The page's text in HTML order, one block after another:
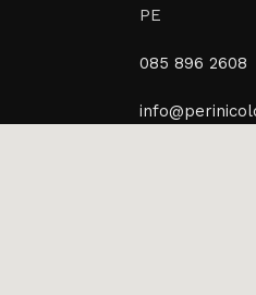
PE
085 896 2608